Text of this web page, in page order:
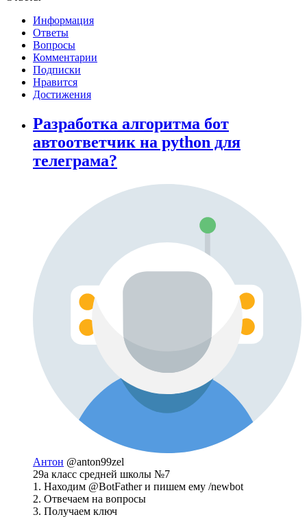
Информация
Ответы
Вопросы
Комментарии
Подписки
Нравится
Достижения
Разработка алгоритма бот
автоответчик на python для
телеграма?
Антон @anton99zel
29а класс средней школы №7
1. Находим @BotFather и пишем ему /newbot
2. Отвечаем на вопросы
3. Получаем ключ